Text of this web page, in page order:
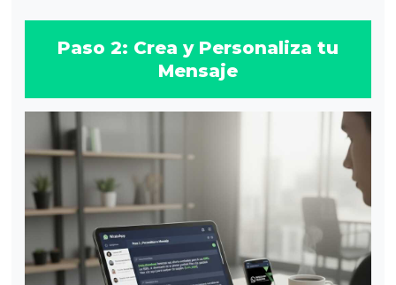
Paso 2: Crea y Personaliza tu
Mensaje